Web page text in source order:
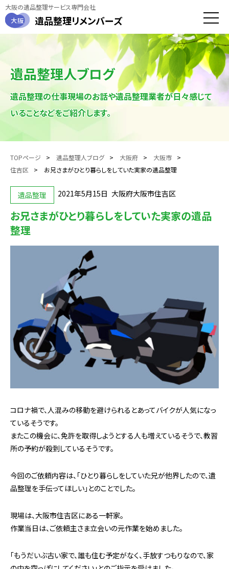
大阪の遺品整理サービス専門会社
大阪
遺品整理リメンバーズ
toggle
遺品整理人ブログ
遺品整理の仕事現場のお話や遺品整理業者が日々感じて
いることなどをご紹介します。
TOPページ 遺品整理人ブログ 大阪府
大阪市
住吉区
お兄さまがひとり暮らしをしていた実家の遺品整理
遺品整理 2021年5月15日 大阪府大阪市住吉区
お兄さまがひとり暮らしをしていた実家の遺品
整理
コロナ禍で、人混みの移動を避けられるとあってバイクが人気になっ
ているそうです。
またこの機会に、免許を取得しようとする人も増えているそうで、教習
所の予約が殺到しているそうです。
今回のご依頼内容は、「ひとり暮らしをしていた兄が他界したので、遺
品整理を手伝ってほしい」とのことでした。
現場は、大阪市住吉区にある一軒家。
作業当日は、ご依頼主さま立会いの元作業を始めました。
「もうだいぶ古い家で、誰も住む予定がなく、手放すつもりなので、家